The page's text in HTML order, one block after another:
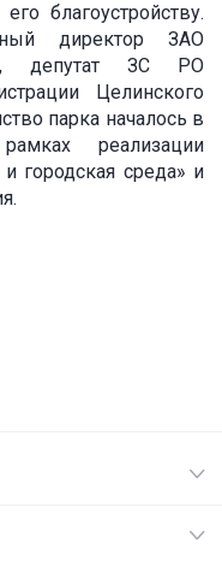
благоустройству.
директор ЗАО
депутат ЗС РО
Целинского
парка началось в
реализации
городская среда» и